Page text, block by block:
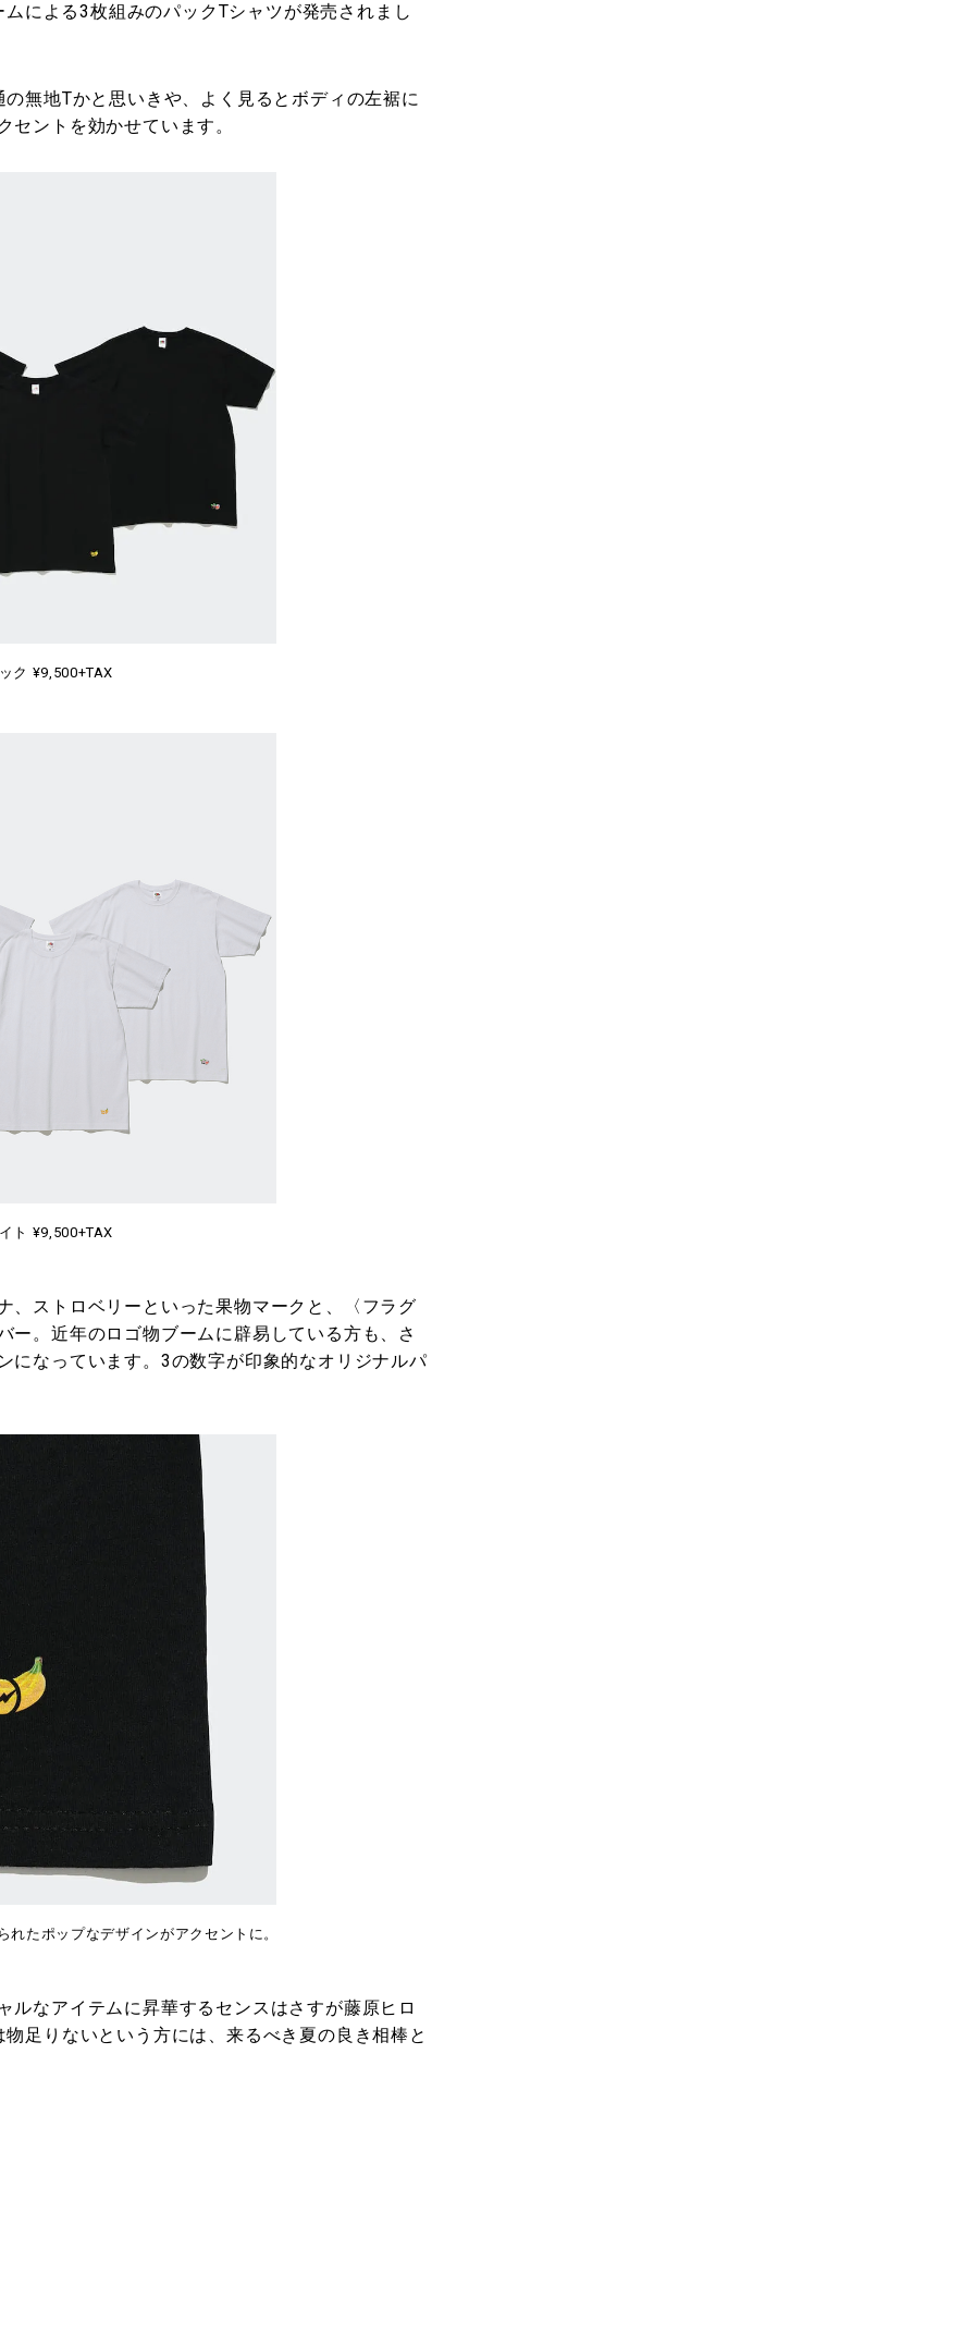
による3枚組みのパックTシャツが発売されまし
無地Tかと思いきや、よく見るとボディの左裾に
ントを効かせています。
ク ¥9,500+TAX
ト ¥9,500+TAX
、ストロベリーといった果物マークと、〈フラグ
ー。近年のロゴ物ブームに辟易している方も、さ
になっています。3の数字が印象的なオリジナルパ
れたポップなデザインがアクセントに。
ルなアイテムに昇華するセンスはさすが藤原ヒロ
足りないという方には、来るべき夏の良き相棒と